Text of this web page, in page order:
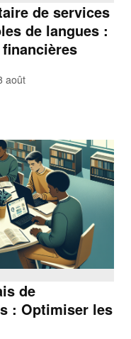
de services
de langues :
août
de
: Optimiser les